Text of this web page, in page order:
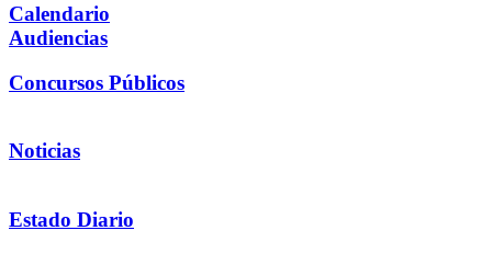
Calendario
Audiencias
Concursos Públicos
Noticias
Estado Diario